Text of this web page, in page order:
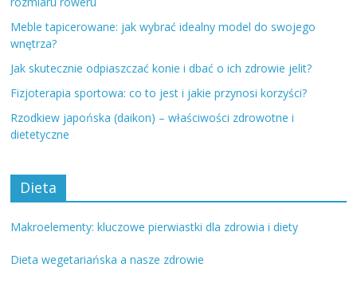
Meble tapicerowane: jak wybrać idealny model do swojego
wnętrza?
Jak skutecznie odpiaszczać konie i dbać o ich zdrowie jelit?
Fizjoterapia sportowa: co to jest i jakie przynosi korzyści?
Rzodkiew japońska (daikon) – właściwości zdrowotne i
dietetyczne
Dieta
Makroelementy: kluczowe pierwiastki dla zdrowia i diety
Dieta wegetariańska a nasze zdrowie